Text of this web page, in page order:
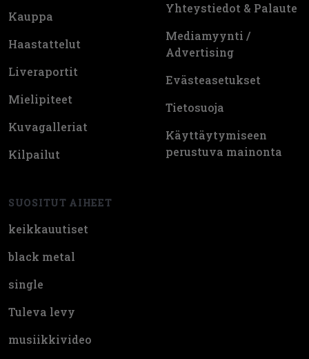
Kauppa
Haastattelut
Liveraportit
Mielipiteet
Kuvagalleriat
Kilpailut
SUOSITUT AIHEET
keikkauutiset
black metal
single
Tuleva levy
musiikkivideo
Yhteystiedot & Palaute
Mediamyynti /
Advertising
Evästeasetukset
Tietosuoja
Käyttäytymiseen
perustuva mainonta